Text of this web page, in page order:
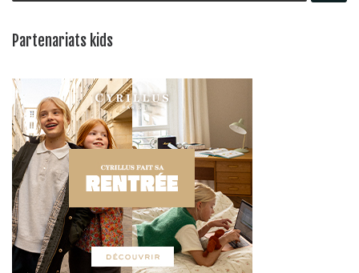
Partenariats kids